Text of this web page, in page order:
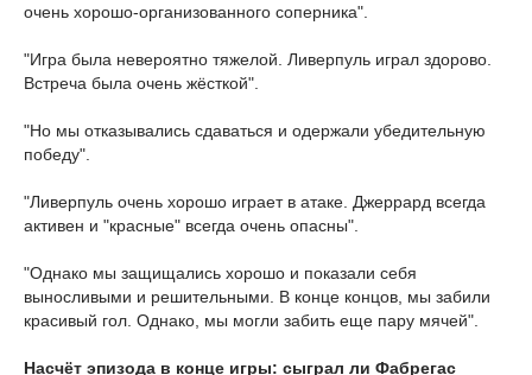
очень хорошо-организованного соперника".
"Игра была невероятно тяжелой. Ливерпуль играл здорово.
Встреча была очень жёсткой".
"Но мы отказывались сдаваться и одержали убедительную
победу".
"Ливерпуль очень хорошо играет в атаке. Джеррард всегда
активен и "красные" всегда очень опасны".
"Однако мы защищались хорошо и показали себя
выносливыми и решительными. В конце концов, мы забили
красивый гол. Однако, мы могли забить еще пару мячей".
Насчёт эпизода в конце игры: сыграл ли Фабрегас